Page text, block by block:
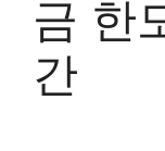
금 한
간